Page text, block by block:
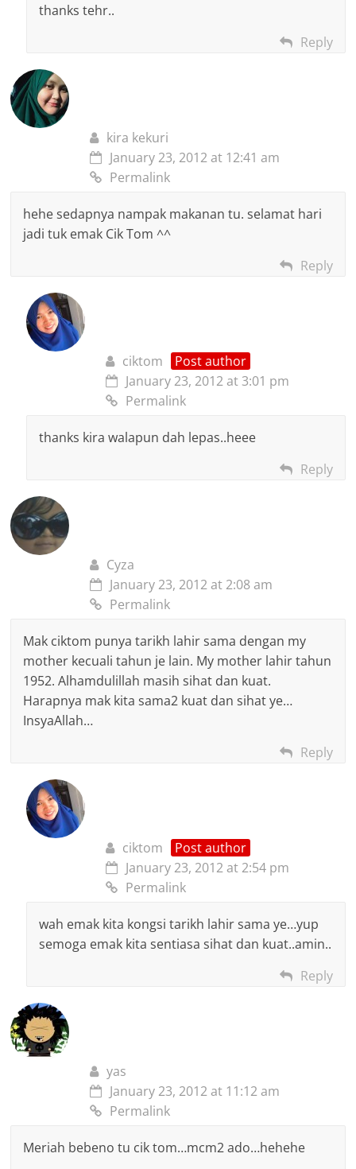
thanks tehr..
Reply
kira kekuri
January 23, 2012 at 12:41 am
Permalink
hehe sedapnya nampak makanan tu. selamat hari
jadi tuk emak Cik Tom ^^
Reply
ciktom
Post author
January 23, 2012 at 3:01 pm
Permalink
thanks kira walapun dah lepas..heee
Reply
Cyza
January 23, 2012 at 2:08 am
Permalink
Mak ciktom punya tarikh lahir sama dengan my
mother kecuali tahun je lain. My mother lahir tahun
1952. Alhamdulillah masih sihat dan kuat.
Harapnya mak kita sama2 kuat dan sihat ye…
InsyaAllah…
Reply
ciktom
Post author
January 23, 2012 at 2:54 pm
Permalink
wah emak kita kongsi tarikh lahir sama ye…yup
semoga emak kita sentiasa sihat dan kuat..amin..
Reply
yas
January 23, 2012 at 11:12 am
Permalink
Meriah bebeno tu cik tom…mcm2 ado…hehehe